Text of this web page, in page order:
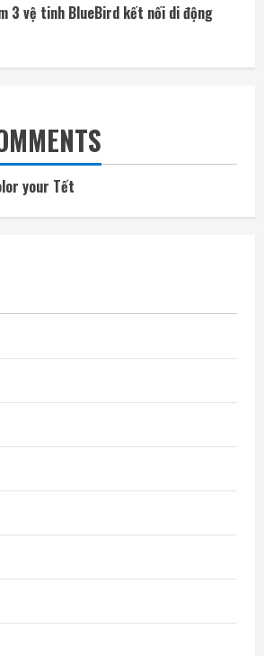
3 vệ tinh BlueBird kết nối di động
your Tết